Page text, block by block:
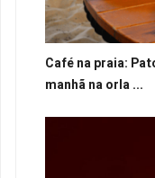
Café na praia:
manhã na orla ...